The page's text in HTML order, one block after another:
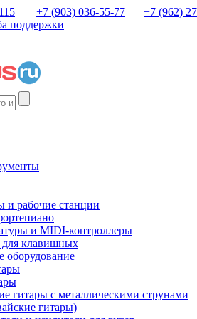
+7 (903) 036-55-77
+7 (962)
поддержки
и рабочие станции
и MIDI-контроллеры
для клавишных
оборудование
гитары с металлическими струнами
гитары)